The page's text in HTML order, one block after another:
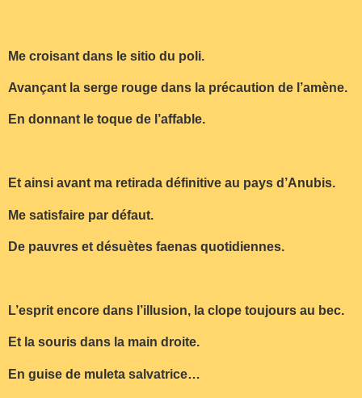
Me croisant dans le sitio du poli.
Avançant la serge rouge dans la précaution de l’amène.
En donnant le toque de l’affable.
Et ainsi avant ma retirada définitive au pays d’Anubis.
Me satisfaire par défaut.
De pauvres et désuètes faenas quotidiennes.
L’esprit encore dans l’illusion, la clope toujours au bec.
Et la souris dans la main droite.
En guise de muleta salvatrice…